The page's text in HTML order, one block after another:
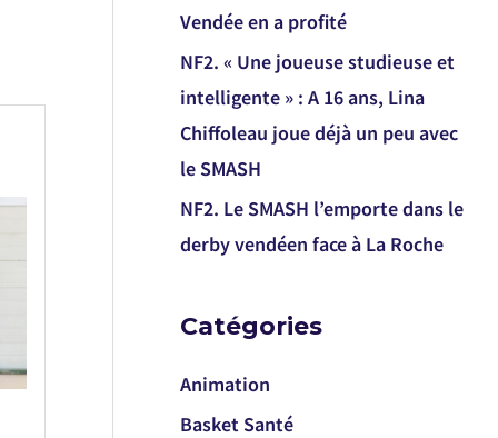
Vendée en a profité
NF2. « Une joueuse studieuse et
intelligente » : A 16 ans, Lina
Chiffoleau joue déjà un peu avec
le SMASH
NF2. Le SMASH l’emporte dans le
derby vendéen face à La Roche
Catégories
Animation
Basket Santé